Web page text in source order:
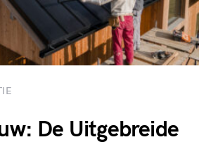
De Uitgebreide